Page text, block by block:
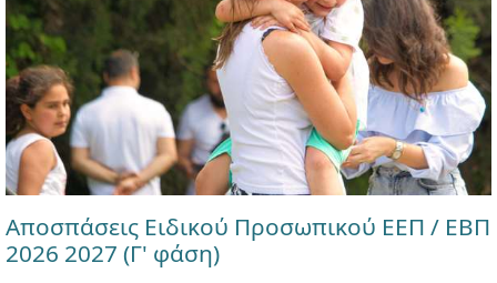
Αποσπάσεις Ειδικού Προσωπικού ΕΕΠ / ΕΒΠ
2026 2027 (Γ' φάση)